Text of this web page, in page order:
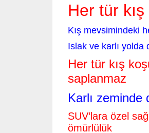
Her tür
Kış mevsimindeki
Islak ve karlı
Her tür kış
saplanmaz
Karlı zeminde
SUV’lara özel
ömürlülük